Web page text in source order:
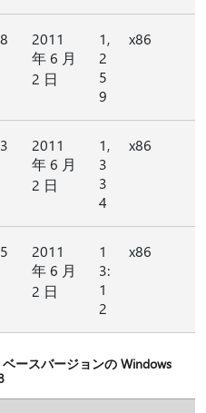
2011
年 6 月
2 日
1,
2
5
9
x86
2011
年 6 月
2 日
1,
3
3
4
x86
2011
年 6 月
2 日
1
3:
1
2
x86
ースバージョンの Windows